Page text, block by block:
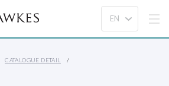
CATALOGUE DETAIL